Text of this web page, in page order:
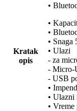
Kratak
opis
•
•
•
• Snaga
• Ulazi
- za
- Micro-
- USB
•
•
• Vreme